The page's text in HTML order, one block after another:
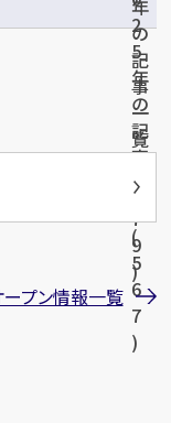
年
の
記
事
一
覧
5
7
9
)
2
5
年
の
記
事
一
(
5
6
7
)
ープン情報一覧